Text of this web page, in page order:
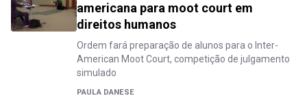
americana para moot court em
direitos humanos
Ordem fará preparação de alunos para o Inter-
American Moot Court, competição de julgamento
simulado
PAULA DANESE